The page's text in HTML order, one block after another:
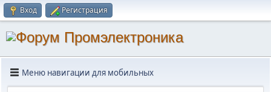
Вход Регистрация
Меню навигации для мобильных